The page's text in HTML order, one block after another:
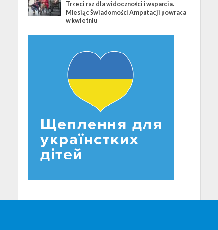
Trzeci raz dla widoczności i wsparcia.
Miesiąc Świadomości Amputacji powraca
w kwietniu